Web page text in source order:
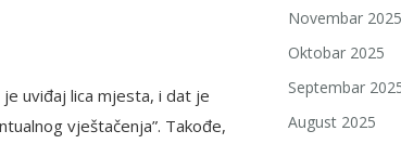
uviđaj lica mjesta, i dat je
vještačenja”. Takođe,
Novembar 2025
Oktobar 2025
Septembar
August 2025